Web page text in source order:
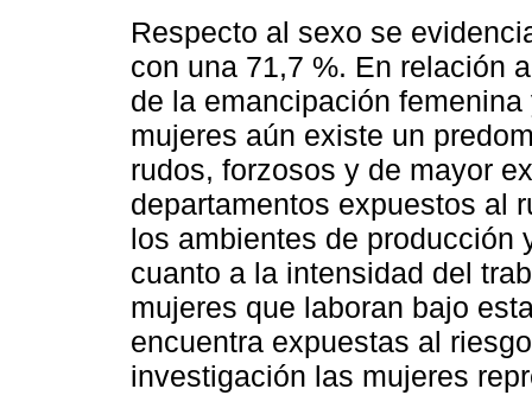
Respecto al sexo se
con una 71,7 %. En relación
de la emancipación
mujeres aún existe un
rudos, forzosos y de mayor
departamentos expuestos al
los ambientes de producción
cuanto a la intensidad del
mujeres que laboran bajo
encuentra expuestas al
investigación las mujeres